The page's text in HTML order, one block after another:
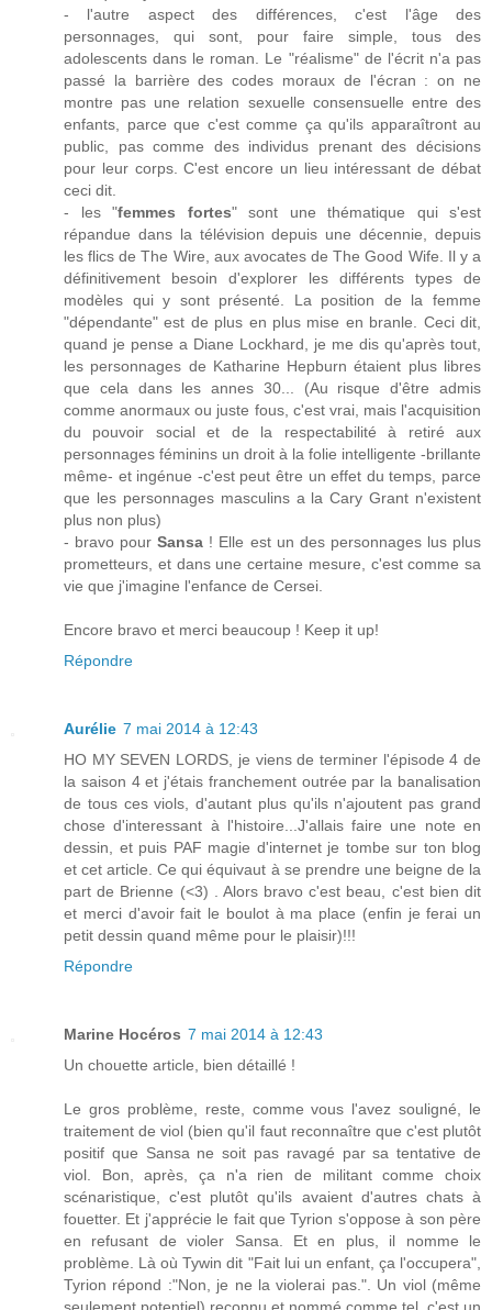
- l'autre aspect des différences, c'est l'âge des
personnages, qui sont, pour faire simple, tous des
adolescents dans le roman. Le "réalisme" de l'écrit n'a pas
passé la barrière des codes moraux de l'écran : on ne
montre pas une relation sexuelle consensuelle entre des
enfants, parce que c'est comme ça qu'ils apparaîtront au
public, pas comme des individus prenant des décisions
pour leur corps. C'est encore un lieu intéressant de débat
ceci dit.
- les "femmes fortes" sont une thématique qui s'est
répandue dans la télévision depuis une décennie, depuis
les flics de The Wire, aux avocates de The Good Wife. Il y a
définitivement besoin d'explorer les différents types de
modèles qui y sont présenté. La position de la femme
"dépendante" est de plus en plus mise en branle. Ceci dit,
quand je pense a Diane Lockhard, je me dis qu'après tout,
les personnages de Katharine Hepburn étaient plus libres
que cela dans les annes 30... (Au risque d'être admis
comme anormaux ou juste fous, c'est vrai, mais l'acquisition
du pouvoir social et de la respectabilité à retiré aux
personnages féminins un droit à la folie intelligente -brillante
même- et ingénue -c'est peut être un effet du temps, parce
que les personnages masculins a la Cary Grant n'existent
plus non plus)
- bravo pourSansa ! Elle est un des personnages lus plus
prometteurs, et dans une certaine mesure, c'est comme sa
vie que j'imagine l'enfance de Cersei.
Encore bravo et merci beaucoup ! Keep it up!
Répondre
Aurélie 7 mai 2014 à 12:43
HO MY SEVEN LORDS, je viens de terminer l'épisode 4 de
la saison 4 et j'étais franchement outrée par la banalisation
de tous ces viols, d'autant plus qu'ils n'ajoutent pas grand
chose d'interessant à l'histoire...J'allais faire une note en
dessin, et puis PAF magie d'internet je tombe sur ton blog
et cet article. Ce qui équivaut à se prendre une beigne de la
part de Brienne (<3) . Alors bravo c'est beau, c'est bien dit
et merci d'avoir fait le boulot à ma place (enfin je ferai un
petit dessin quand même pour le plaisir)!!!
Répondre
Marine Hocéros 7 mai 2014 à 12:43
Un chouette article, bien détaillé !
Le gros problème, reste, comme vous l'avez souligné, le
traitement de viol (bien qu'il faut reconnaître que c'est plutôt
positif que Sansa ne soit pas ravagé par sa tentative de
viol. Bon, après, ça n'a rien de militant comme choix
scénaristique, c'est plutôt qu'ils avaient d'autres chats à
fouetter. Et j'apprécie le fait que Tyrion s'oppose à son père
en refusant de violer Sansa. Et en plus, il nomme le
problème. Là où Tywin dit "Fait lui un enfant, ça l'occupera",
Tyrion répond :"Non, je ne la violerai pas.". Un viol (même
seulement potentiel) reconnu et nommé comme tel, c'est un